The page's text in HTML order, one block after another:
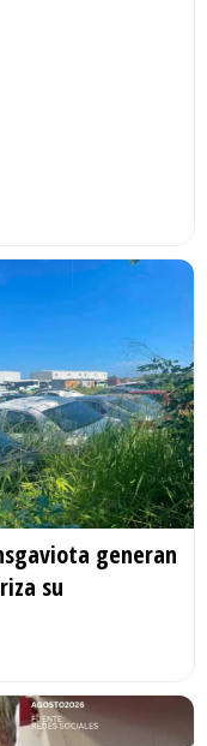
generan
su